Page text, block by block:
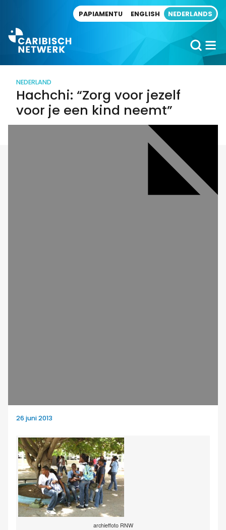
PAPIAMENTU ENGLISH NEDERLANDS
NEDERLAND
Hachchi: “Zorg voor jezelf
voor je een kind neemt”
26 juni 2013
archieffoto RNW